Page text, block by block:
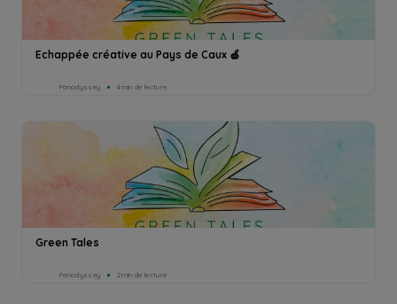
Echappée créative au Pays de Caux 🍏
Panodyssey 4min de lecture
Green Tales
Panodyssey 2min de lecture